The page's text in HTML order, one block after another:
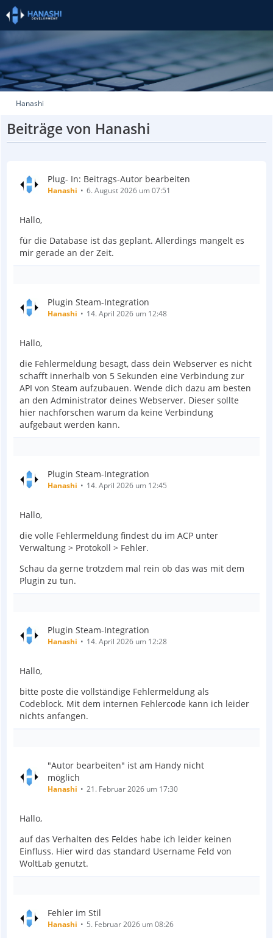
Hanashi
Beiträge von Hanashi
Plug- In: Beitrags-Autor bearbeiten
Hanashi 6. August 2026 um 07:51
Hallo,
für die Database ist das geplant. Allerdings mangelt es
mir gerade an der Zeit.
Plugin Steam-Integration
Hanashi 14. April 2026 um 12:48
Hallo,
die Fehlermeldung besagt, dass dein Webserver es nicht
schafft innerhalb von 5 Sekunden eine Verbindung zur
API von Steam aufzubauen. Wende dich dazu am besten
an den Administrator deines Webserver. Dieser sollte
hier nachforschen warum da keine Verbindung
aufgebaut werden kann.
Plugin Steam-Integration
Hanashi 14. April 2026 um 12:45
Hallo,
die volle Fehlermeldung findest du im ACP unter
Verwaltung > Protokoll > Fehler.
Schau da gerne trotzdem mal rein ob das was mit dem
Plugin zu tun.
Plugin Steam-Integration
Hanashi 14. April 2026 um 12:28
Hallo,
bitte poste die vollständige Fehlermeldung als
Codeblock. Mit dem internen Fehlercode kann ich leider
nichts anfangen.
"Autor bearbeiten" ist am Handy nicht
möglich
Hanashi 21. Februar 2026 um 17:30
Hallo,
auf das Verhalten des Feldes habe ich leider keinen
Einfluss. Hier wird das standard Username Feld von
WoltLab genutzt.
Fehler im Stil
Hanashi 5. Februar 2026 um 08:26